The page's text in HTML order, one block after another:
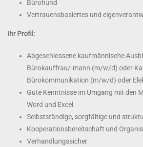
Bürohund
Vertrauensbasiertes und
Ihr Profil:
Abgeschlossene kaufmännische
Bürokauffrau/-mann (m/w/d) oder
Bürokommunikation (m/w/d) oder
Gute Kenntnisse im Umgang mit den
Word und Excel
Selbstständige, sorgfältige und
Kooperationsbereitschaft und
Verhandlungssicher